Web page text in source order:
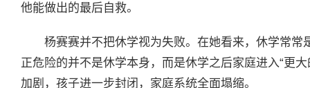
他能做出的最后自救。
杨赛赛并不把休学视为失败。在她看来，休学常
正危险的并不是休学本身，而是休学之后家庭进入“更
加剧，孩子进一步封闭，家庭系统全面塌缩。